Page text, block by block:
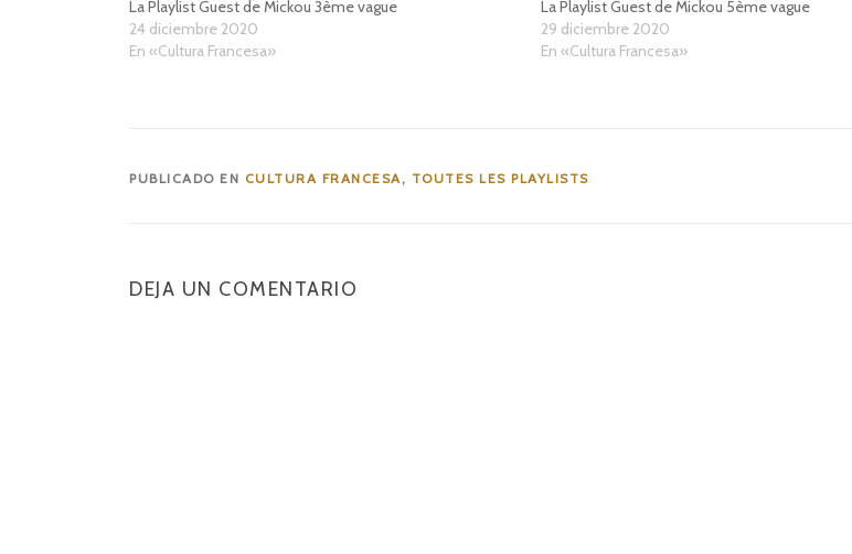
La Playlist Guest de Mickou 3ème vague
24 diciembre 2020
En «Cultura Francesa»
La Playlist Guest de Mickou 5ème vague
29 diciembre 2020
En «Cultura Francesa»
PUBLICADO EN CULTURA FRANCESA, TOUTES LES PLAYLISTS
DEJA UN COMENTARIO